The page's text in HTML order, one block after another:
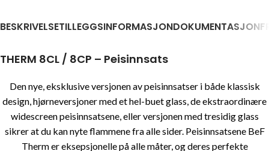
BESKRIVELSETILLEGGSINFORMASJONDOKUMENTASJON
THERM 8CL / 8CP – Peisinnsats
Den nye, eksklusive versjonen av peisinnsatser i både klassisk
design, hjørneversjoner med et hel-buet glass, de ekstraordinære
widescreen peisinnsatsene, eller versjonen med tresidig glass
sikrer at du kan nyte flammene fra alle sider. Peisinnsatsene BeF
Therm er eksepsjonelle på alle måter, og deres perfekte